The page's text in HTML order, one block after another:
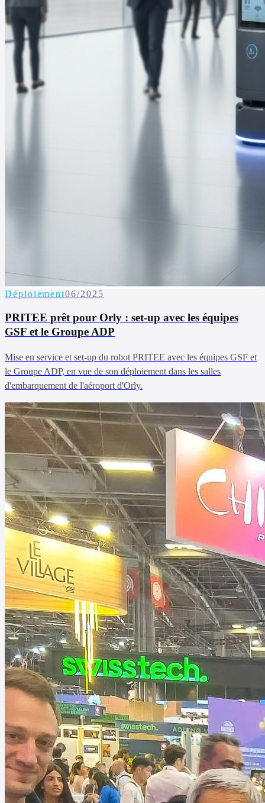
Déploiement06/2025
PRITEE prêt pour Orly : set-up avec les équipes
GSF et le Groupe ADP
Mise en service et set-up du robot PRITEE avec les équipes GSF et
le Groupe ADP, en vue de son déploiement dans les salles
d'embarquement de l'aéroport d'Orly.